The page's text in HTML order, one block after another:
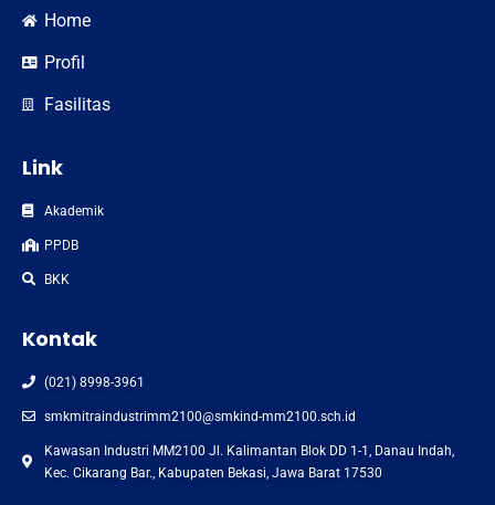
Home
Profil
Fasilitas
Link
Akademik
PPDB
BKK
Kontak
(021) 8998-3961
smkmitraindustrimm2100@smkind-mm2100.sch.id
Kawasan Industri MM2100 Jl. Kalimantan Blok DD 1-1, Danau Indah,
Kec. Cikarang Bar., Kabupaten Bekasi, Jawa Barat 17530